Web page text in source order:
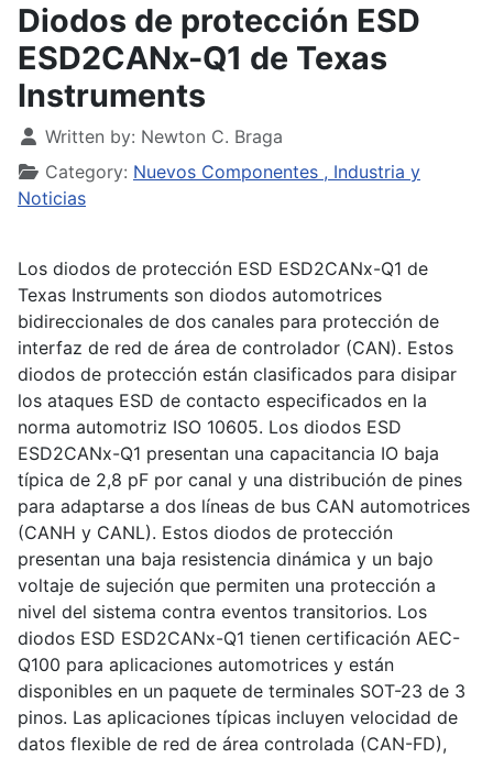
Diodos de protección ESD
ESD2CANx-Q1 de Texas
Instruments
Details
Written by: Newton C. Braga
Category: Nuevos Componentes , Industria y
Noticias
Los diodos de protección ESD ESD2CANx-Q1 de
Texas Instruments son diodos automotrices
bidireccionales de dos canales para protección de
interfaz de red de área de controlador (CAN). Estos
diodos de protección están clasificados para disipar
los ataques ESD de contacto especificados en la
norma automotriz ISO 10605. Los diodos ESD
ESD2CANx-Q1 presentan una capacitancia IO baja
típica de 2,8 pF por canal y una distribución de pines
para adaptarse a dos líneas de bus CAN automotrices
(CANH y CANL). Estos diodos de protección
presentan una baja resistencia dinámica y un bajo
voltaje de sujeción que permiten una protección a
nivel del sistema contra eventos transitorios. Los
diodos ESD ESD2CANx-Q1 tienen certificación AEC-
Q100 para aplicaciones automotrices y están
disponibles en un paquete de terminales SOT-23 de 3
pinos. Las aplicaciones típicas incluyen velocidad de
datos flexible de red de área controlada (CAN-FD),